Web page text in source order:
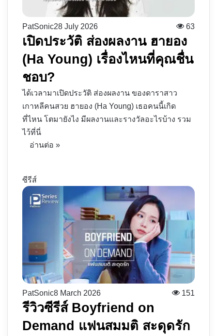
PatSonic28 July 2026 63
เปิดประวัติ ส่องผลงาน ฮายอง
(Ha Young) เรื่องไหนที่คุณชื่น
ชอบ?
ได้เวลามาเปิดประวัติ ส่องผลงาน ของดาราสาว
เกาหลีคนสวย ฮายอง (Ha Young) เธอคนนี้เกิด
ที่ไหน โตมายังไง มีผลงานและรางวัลอะไรบ้าง รวม
ไว้ที่นี่
อ่านต่อ »
ซีรีส์
PatSonic8 March 2026 151
รีวิวซีรีส์ Boyfriend on
Demand แฟนสมมติ สะดุดรัก